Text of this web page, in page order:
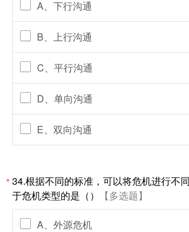
A、下行沟通
B、上行沟通
C、平行沟通
D、单向沟通
E、双向沟通
*34.根据不同的标准，可以将危机进行不
于危机类型的是（）
【多选题】
A、外源危机